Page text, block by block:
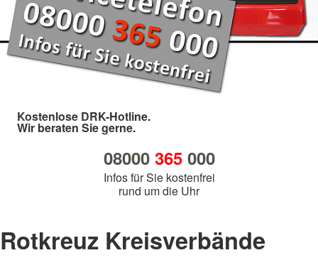
Kostenlose DRK-Hotline.
Wir beraten Sie gerne.
08000 365000
Infos für Sie kostenfrei
rund um die Uhr
Rotkreuz Kreisverbände